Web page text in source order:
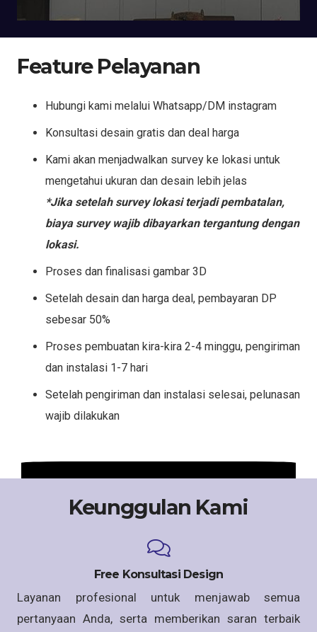
Feature Pelayanan
Hubungi kami melalui Whatsapp/DM instagram
Konsultasi desain gratis dan deal harga
Kami akan menjadwalkan survey ke lokasi untuk
mengetahui ukuran dan desain lebih jelas
*Jika setelah survey lokasi terjadi pembatalan,
biaya survey wajib dibayarkan tergantung dengan
lokasi.
Proses dan finalisasi gambar 3D
Setelah desain dan harga deal, pembayaran DP
sebesar 50%
Proses pembuatan kira-kira 2-4 minggu, pengiriman
dan instalasi 1-7 hari
Setelah pengiriman dan instalasi selesai, pelunasan
wajib dilakukan
Keunggulan Kami
Free Konsultasi Design
Layanan profesional untuk menjawab semua
pertanyaan Anda, serta memberikan saran terbaik